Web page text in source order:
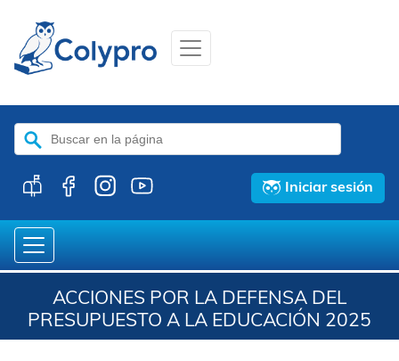
Buscar:
Iniciar sesión
ACCIONES POR LA DEFENSA DEL
PRESUPUESTO A LA EDUCACIÓN 2025